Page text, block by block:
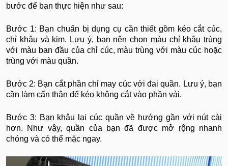
bước để bạn thực hiện như sau:
Bước 1: Bạn chuẩn bị dụng cụ cần thiết gồm kéo cắt cúc,
chỉ khâu và kim. Lưu ý, bạn nên chọn màu chỉ khâu trùng
với màu ban đầu của chỉ cúc, màu trùng với màu cúc hoặc
trùng với màu quần.
Bước 2: Bạn cắt phần chỉ may cúc với đai quần. Lưu ý, bạn
cần làm cẩn thận để kéo không cắt vào phần vải.
Bước 3: Bạn khâu lại cúc quần về hướng gần với nút cài
hơn. Như vậy, quần của bạn đã được mở rộng nhanh
chóng và có thể mặc ngay.